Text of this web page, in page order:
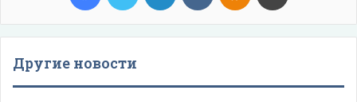
Другие новости